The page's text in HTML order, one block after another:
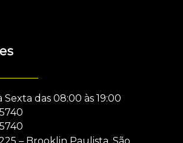
das 08:00 às 19:00
– Brooklin Paulista, São